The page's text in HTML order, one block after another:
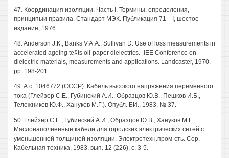
47. Координация изоляции. Часть I. Термины, определения,
принципыи правила. Стандарт МЭК. Публикация 71—I, шестое
издание, 1976.
48. Anderson J.К., Banks V.A.A., Sullivan D. Use of loss measurements in
accelerated ageing te§ts oil-paper dielectrics. -IEE Conference on
dielectric materials, measurements and applications. Landcaster, 1970,
pp. 198-201.
49. A.c. 1046772 (СССР). Кабель высокого напряжения переменного
тока (Глейзер С.Е., Губинский А.И., Образцов Ю.В., Пешков И.Б.,
Тележников Ю.Ф., Хануков М.Г.). Опубл. БИ., 1983, № 37.
50. Глейзер С.Е., Губинский А.И., Образцов Ю.В., Хануков М.Г.
Маслонаполненные кабели для городских электрических сетей с
уменьшенной толщиной изоляции. Электротехн.пром-сть. Сер.
Кабельная техника, 1983, вып. 12 (226), с. 3-5.